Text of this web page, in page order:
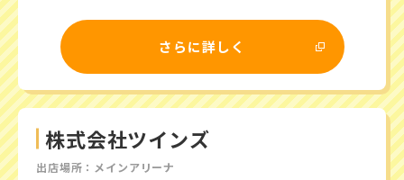
さらに詳しく
株式会社ツインズ
出店場所：メインアリーナ